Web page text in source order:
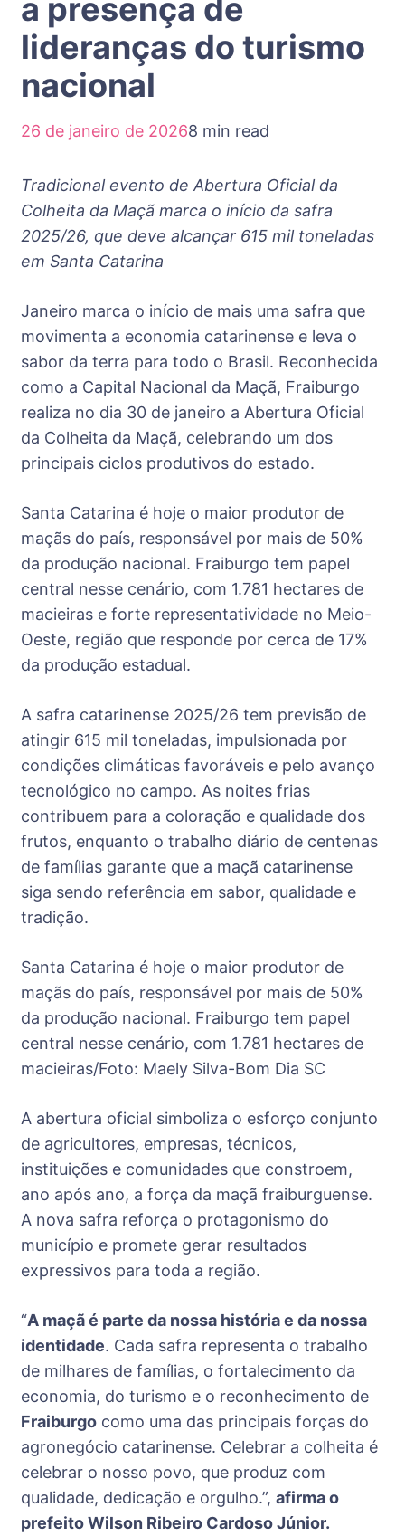
a presença de
lideranças do turismo
nacional
26 de janeiro de 20268 min read
Tradicional evento de Abertura Oficial da
Colheita da Maçã marca o início da safra
2025/26, que deve alcançar 615 mil toneladas
em Santa Catarina
Janeiro marca o início de mais uma safra que
movimenta a economia catarinense e leva o
sabor da terra para todo o Brasil. Reconhecida
como a Capital Nacional da Maçã, Fraiburgo
realiza no dia 30 de janeiro a Abertura Oficial
da Colheita da Maçã, celebrando um dos
principais ciclos produtivos do estado.
Santa Catarina é hoje o maior produtor de
maçãs do país, responsável por mais de 50%
da produção nacional. Fraiburgo tem papel
central nesse cenário, com 1.781 hectares de
macieiras e forte representatividade no Meio-
Oeste, região que responde por cerca de 17%
da produção estadual.
A safra catarinense 2025/26 tem previsão de
atingir 615 mil toneladas, impulsionada por
condições climáticas favoráveis e pelo avanço
tecnológico no campo. As noites frias
contribuem para a coloração e qualidade dos
frutos, enquanto o trabalho diário de centenas
de famílias garante que a maçã catarinense
siga sendo referência em sabor, qualidade e
tradição.
Santa Catarina é hoje o maior produtor de
maçãs do país, responsável por mais de 50%
da produção nacional. Fraiburgo tem papel
central nesse cenário, com 1.781 hectares de
macieiras/Foto: Maely Silva-Bom Dia SC
A abertura oficial simboliza o esforço conjunto
de agricultores, empresas, técnicos,
instituições e comunidades que constroem,
ano após ano, a força da maçã fraiburguense.
A nova safra reforça o protagonismo do
município e promete gerar resultados
expressivos para toda a região.
“A maçã é parte da nossa história e da nossa
identidade. Cada safra representa o trabalho
de milhares de famílias, o fortalecimento da
economia, do turismo e o reconhecimento de
Fraiburgo como uma das principais forças do
agronegócio catarinense. Celebrar a colheita é
celebrar o nosso povo, que produz com
qualidade, dedicação e orgulho.”, afirma o
prefeito Wilson Ribeiro Cardoso Júnior.